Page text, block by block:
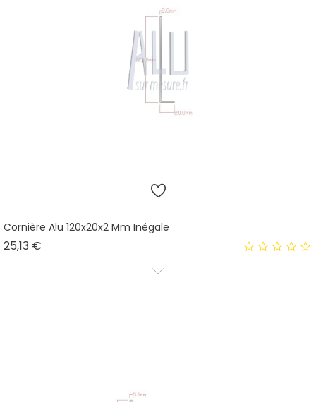
Cornière Alu 120x20x2 Mm Inégale
25,13 €